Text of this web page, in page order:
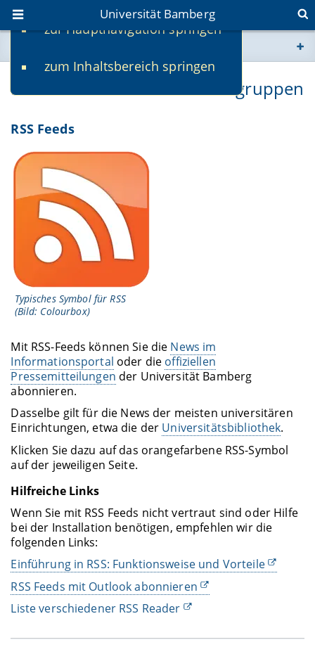
zur Hauptnavigation springen
zum Inhaltsbereich springen
Universität Bamberg
www.uni-bamberg.de
RSS Feeds & Offene Verteilergruppen
RSS Feeds
Typisches Symbol für RSS
(Bild: Colourbox)
Mit RSS-Feeds können Sie die News im
Informationsportal oder die offiziellen
Pressemitteilungen der Universität Bamberg
abonnieren.
Dasselbe gilt für die News der meisten universitären
Einrichtungen, etwa die der Universitätsbibliothek.
Klicken Sie dazu auf das orangefarbene RSS-Symbol
auf der jeweiligen Seite.
Hilfreiche Links
Wenn Sie mit RSS Feeds nicht vertraut sind oder Hilfe
bei der Installation benötigen, empfehlen wir die
folgenden Links:
Einführung in RSS: Funktionsweise und Vorteile
RSS Feeds mit Outlook abonnieren
Liste verschiedener RSS Reader